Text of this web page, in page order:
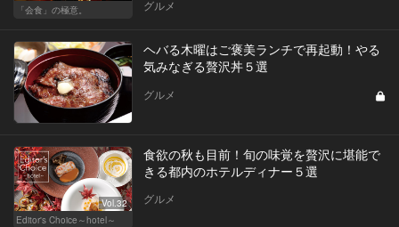
「会食」の極意。
グルメ
ヘバる木曜はご褒美ランチで再起動！やる
気みなぎる贅沢丼５選
グルメ
Vol.32
Editor's Choice～hotel～
食欲の秋も目前！旬の味覚を贅沢に堪能で
きる都内のホテルディナー５選
グルメ